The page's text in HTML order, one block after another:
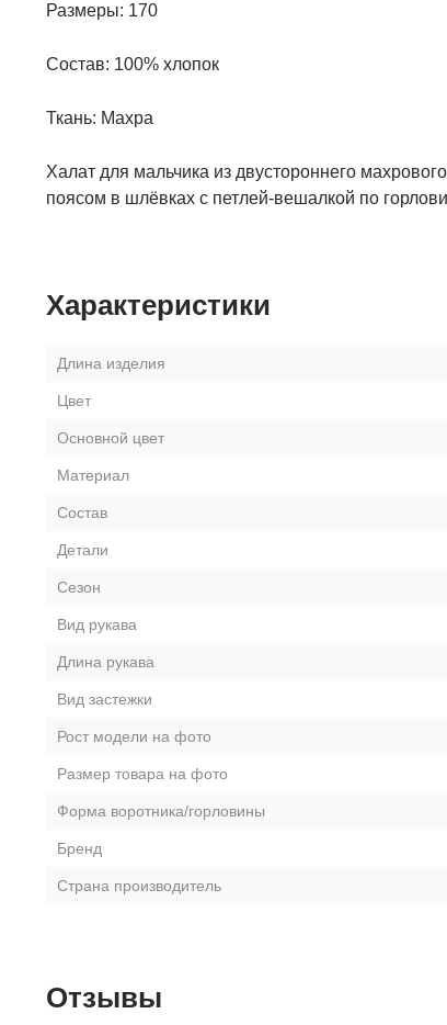
Размеры: 170
Состав: 100% хлопок
Ткань: Махра
Халат для мальчика из двустороннего
поясом в шлёвках с петлей-вешалкой по
Характеристики
Длина изделия
Цвет
Основной цвет
Материал
Состав
Детали
Сезон
Вид рукава
Длина рукава
Вид застежки
Рост модели на фото
Размер товара на фото
Форма воротника/горловины
Бренд
Страна производитель
Отзывы